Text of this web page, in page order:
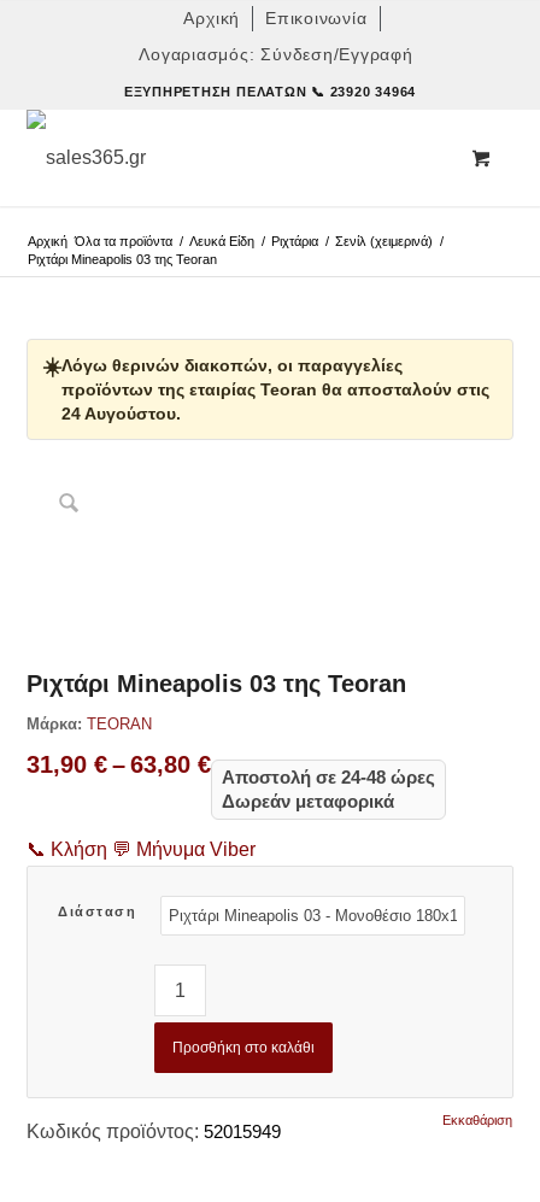
Αρχική
Επικοινωνία
Λογαριασμός: Σύνδεση/Εγγραφή
ΕΞΥΠΗΡΈΤΗΣΗ ΠΕΛΑΤΏΝ 📞 23920 34964
Αρχική Όλα τα προϊόντα / Λευκά Είδη / Ριχτάρια / Σενίλ (χειμερινά)
/
Ριχτάρι Mineapolis 03 της Teoran
☀️Λόγω θερινών διακοπών, οι παραγγελίες
προϊόντων της εταιρίας Teoran θα αποσταλούν στις
24 Αυγούστου.
Ριχτάρι Mineapolis 03 της Teoran
Μάρκα: TEORAN
31,90€ – 63,80€Price
range:
31,90 €
through
Αποστολή σε 24-48 ώρες
Δωρεάν μεταφορικά
📞 Κλήση 💬 Μήνυμα Viber
Διάσταση
Εκκαθάριση
Προσθήκη στο καλάθι
Κωδικός προϊόντος: 52015949